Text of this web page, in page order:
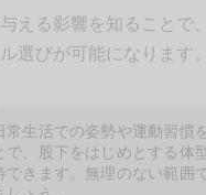
える影響を知ることで
選びが可能になります。
常生活での姿勢や運動習慣
で、股下をはじめとする体
できます。無理のない範囲